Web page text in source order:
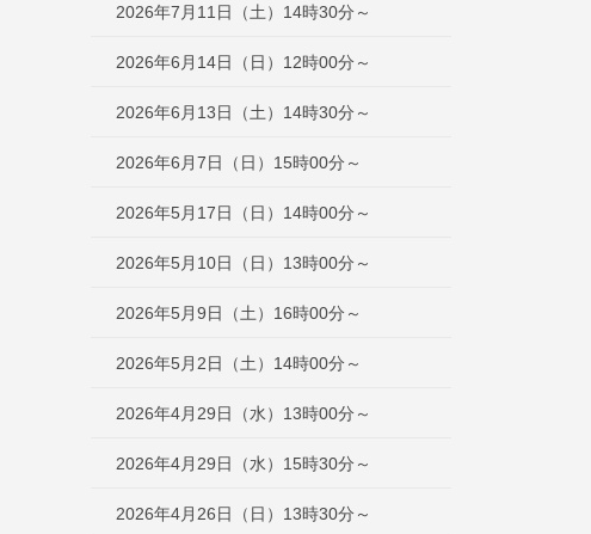
2026年7月11日（土）14時30分～
2026年6月14日（日）12時00分～
2026年6月13日（土）14時30分～
2026年6月7日（日）15時00分～
2026年5月17日（日）14時00分～
2026年5月10日（日）13時00分～
2026年5月9日（土）16時00分～
2026年5月2日（土）14時00分～
2026年4月29日（水）13時00分～
2026年4月29日（水）15時30分～
2026年4月26日（日）13時30分～